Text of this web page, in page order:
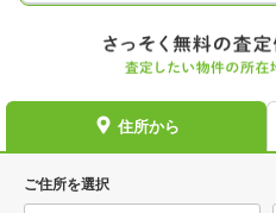
住所から
ご住所を選択